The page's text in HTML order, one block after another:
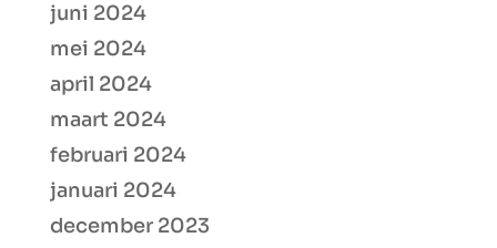
juni 2024
mei 2024
april 2024
maart 2024
februari 2024
januari 2024
december 2023